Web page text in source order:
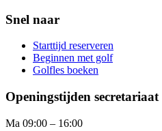
Snel naar
Starttijd reserveren
Beginnen met golf
Golfles boeken
Openingstijden secretariaat
Ma 09:00 – 16:00